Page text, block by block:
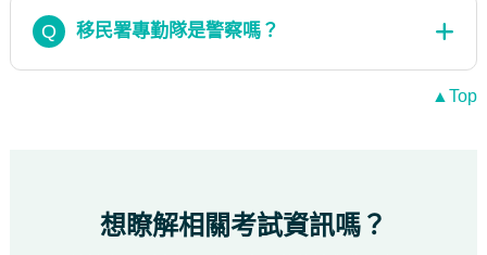
Q 移民署專勤隊是警察嗎？
▲Top
想瞭解相關考試資訊嗎？